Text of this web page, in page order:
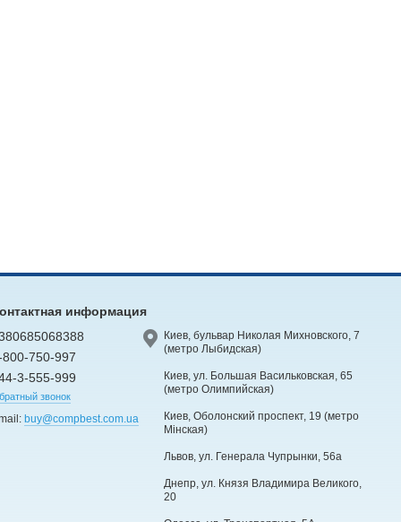
информация
800-750-997
3-555-999
звонок
buy@compbest.com.ua
Киев, бульвар Николая Михновского, 7
(метро Лыбидская)
Киев, ул. Большая Васильковская, 65
(метро Олимпийская)
Киев, Оболонский проспект, 19 (метро
Мінская)
Львов, ул. Генерала Чупрынки, 56а
Днепр, ул. Князя Владимира Великого,
20